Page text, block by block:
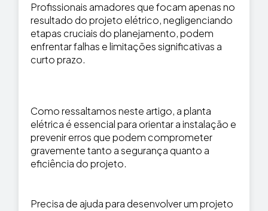
Profissionais amadores que focam apenas no
resultado do projeto elétrico, negligenciando
etapas cruciais do planejamento, podem
enfrentar falhas e limitações significativas a
curto prazo.
Como ressaltamos neste artigo, a planta
elétrica é essencial para orientar a instalação e
prevenir erros que podem comprometer
gravemente tanto a segurança quanto a
eficiência do projeto.
Precisa de ajuda para desenvolver um projeto